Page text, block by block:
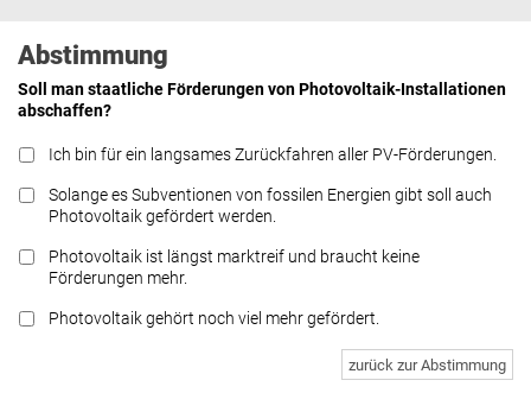
Abstimmung
Soll man staatliche Förderungen von Photovoltaik-Installationen
abschaffen?
Ich bin für ein langsames Zurückfahren aller PV-Förderungen.
Solange es Subventionen von fossilen Energien gibt soll auch
Photovoltaik gefördert werden.
Photovoltaik ist längst marktreif und braucht keine
Förderungen mehr.
Photovoltaik gehört noch viel mehr gefördert.
zurück zur Abstimmung